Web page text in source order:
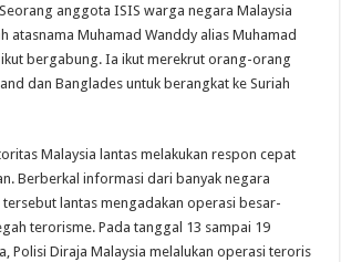
anggota ISIS warga negara Malaysia
atasnama Muhamad Wanddy alias Muhamad
bergabung. Ia ikut merekrut orang-orang
dan Banglades untuk berangkat ke Suriah
Malaysia lantas melakukan respon cepat
Berberkal informasi dari banyak negara
tersebut lantas mengadakan operasi besar-
terorisme. Pada tanggal 13 sampai 19
Polisi Diraja Malaysia melalukan operasi teroris